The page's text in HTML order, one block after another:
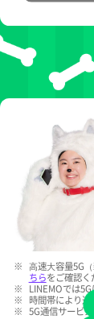
※ ⾼速⼤容量5G
ちらをご確認く
※
LINEMOでは
※
時間帯により
※ 5G通信サービ